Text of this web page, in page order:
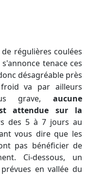
tenace ces
désagréable près
va par ailleurs
grave, aucune
attendue sur la
des 5 à 7 jours au
vous dire que les
pas bénéficier de
Ci-dessous, un
en vallée du